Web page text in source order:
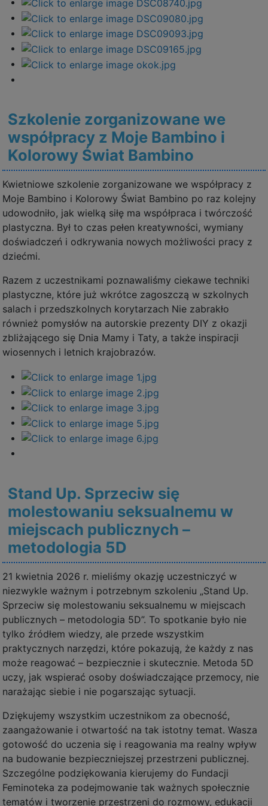
Szkolenie zorganizowane we
współpracy z Moje Bambino i
Kolorowy Świat Bambino
Kwietniowe szkolenie zorganizowane we współpracy z
Moje Bambino i Kolorowy Świat Bambino po raz kolejny
udowodniło, jak wielką siłę ma współpraca i twórczość
plastyczna. Był to czas pełen kreatywności, wymiany
doświadczeń i odkrywania nowych możliwości pracy z
dziećmi.
Razem z uczestnikami poznawaliśmy ciekawe techniki
plastyczne, które już wkrótce zagoszczą w szkolnych
salach i przedszkolnych korytarzach Nie zabrakło
również pomysłów na autorskie prezenty DIY z okazji
zbliżającego się Dnia Mamy i Taty, a także inspiracji
wiosennych i letnich krajobrazów.
Stand Up. Sprzeciw się
molestowaniu seksualnemu w
miejscach publicznych –
metodologia 5D
21 kwietnia 2026 r. mieliśmy okazję uczestniczyć w
niezwykle ważnym i potrzebnym szkoleniu „Stand Up.
Sprzeciw się molestowaniu seksualnemu w miejscach
publicznych – metodologia 5D”. To spotkanie było nie
tylko źródłem wiedzy, ale przede wszystkim
praktycznych narzędzi, które pokazują, że każdy z nas
może reagować – bezpiecznie i skutecznie. Metoda 5D
uczy, jak wspierać osoby doświadczające przemocy, nie
narażając siebie i nie pogarszając sytuacji.
Dziękujemy wszystkim uczestnikom za obecność,
zaangażowanie i otwartość na tak istotny temat. Wasza
gotowość do uczenia się i reagowania ma realny wpływ
na budowanie bezpieczniejszej przestrzeni publicznej.
Szczególne podziękowania kierujemy do Fundacji
Feminoteka za podejmowanie tak ważnych społecznie
tematów i tworzenie przestrzeni do rozmowy, edukacji